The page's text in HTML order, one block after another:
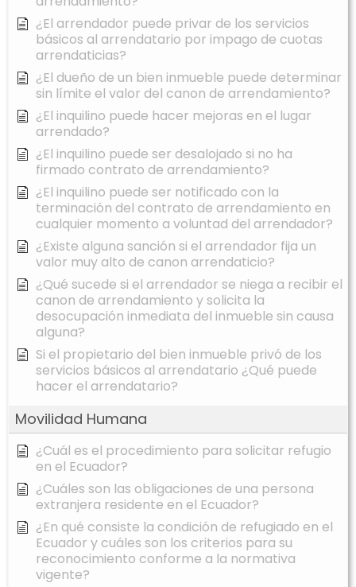
¿El arrendador puede privar de los servicios
básicos al arrendatario por impago de cuotas
arrendaticias?
¿El dueño de un bien inmueble puede determinar
sin límite el valor del canon de arrendamiento?
¿El inquilino puede hacer mejoras en el lugar
arrendado?
¿El inquilino puede ser desalojado si no ha
firmado contrato de arrendamiento?
¿El inquilino puede ser notificado con la
terminación del contrato de arrendamiento en
cualquier momento a voluntad del arrendador?
¿Existe alguna sanción si el arrendador fija un
valor muy alto de canon arrendaticio?
¿Qué sucede si el arrendador se niega a recibir el
canon de arrendamiento y solicita la
desocupación inmediata del inmueble sin causa
alguna?
Si el propietario del bien inmueble privó de los
servicios básicos al arrendatario ¿Qué puede
hacer el arrendatario?
Movilidad Humana
¿Cuál es el procedimiento para solicitar refugio
en el Ecuador?
¿Cuáles son las obligaciones de una persona
extranjera residente en el Ecuador?
¿En qué consiste la condición de refugiado en el
Ecuador y cuáles son los criterios para su
reconocimiento conforme a la normativa
vigente?